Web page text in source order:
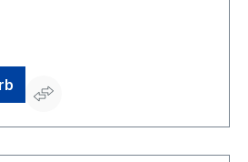
Federn, Backen,
Benzinpumpen,
Vorversuch prüfen.Signalwort: